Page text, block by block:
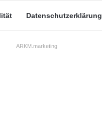
Datenschutzerklärung
ARKM.marketing